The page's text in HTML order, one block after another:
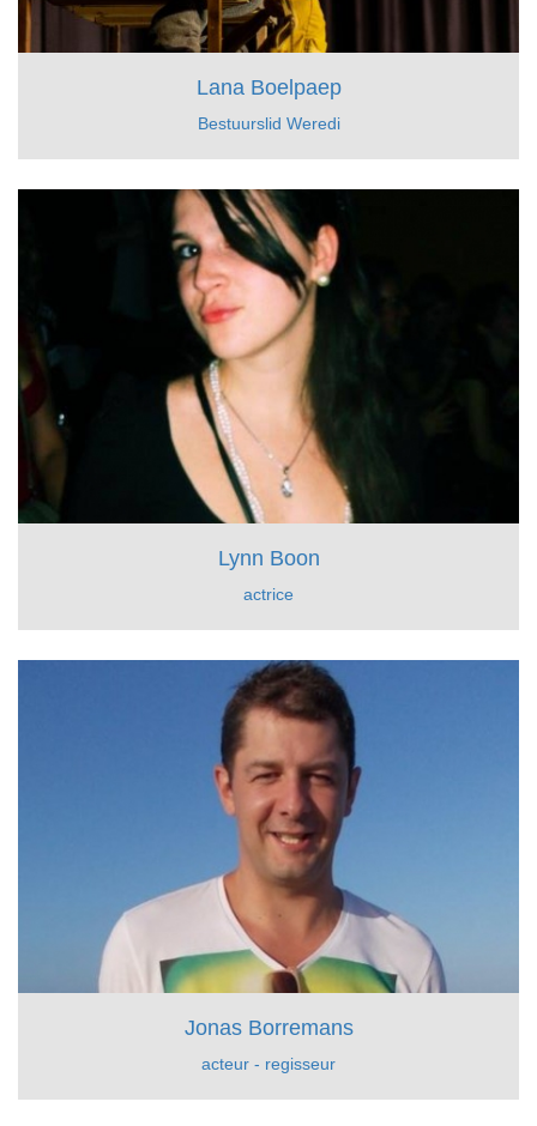
Lana Boelpaep
Bestuurslid Weredi
Lynn Boon
actrice
Jonas Borremans
acteur - regisseur